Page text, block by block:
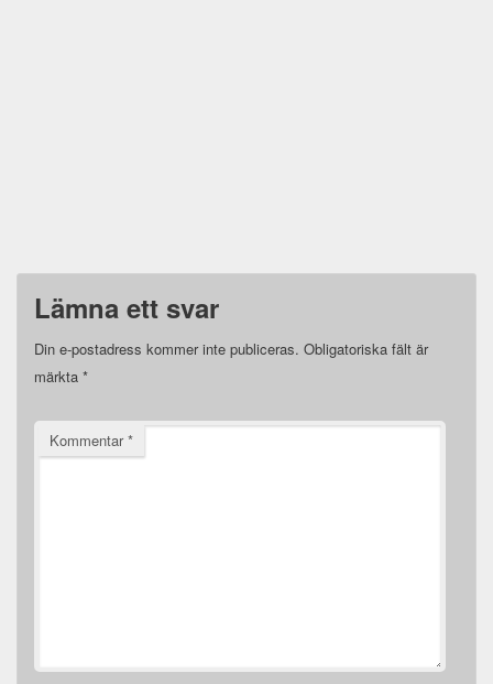
Lämna ett svar
Din e-postadress kommer inte publiceras. Obligatoriska fält är
märkta *
Kommentar*